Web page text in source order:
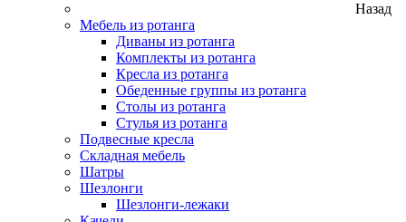
Назад
Мебель из ротанга
Диваны из ротанга
Комплекты из ротанга
Кресла из ротанга
Обеденные группы из ротанга
Столы из ротанга
Стулья из ротанга
Подвесные кресла
Складная мебель
Шатры
Шезлонги
Шезлонги-лежаки